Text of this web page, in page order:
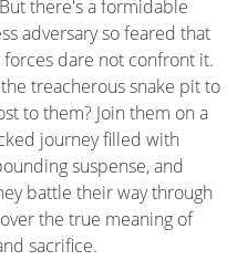
there's a formidable
adversary so feared that
dare not confront it.
treacherous snake pit to
to them? Join them on a
journey filled with
suspense, and
battle their way through
the true meaning of
sacrifice.